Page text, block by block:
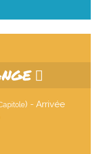
) - Arrivée